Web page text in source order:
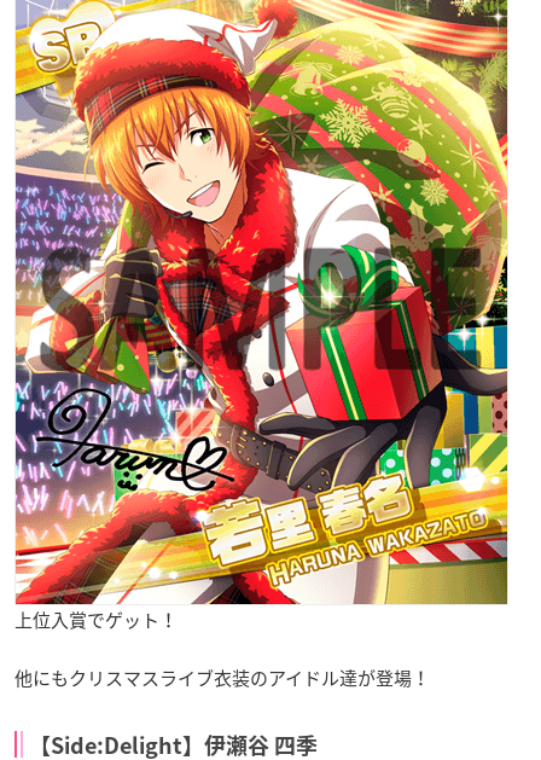
上位入賞でゲット！
他にもクリスマスライブ衣装のアイドル達が登場！
【Side:Delight】伊瀬谷 四季